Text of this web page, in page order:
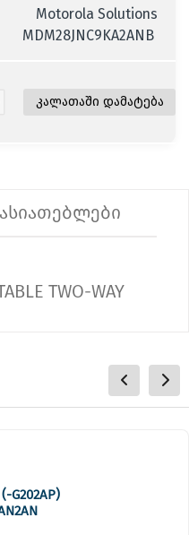
Motorola Solutions
MDM28JNC9KA2ANB
TWO-WAY
G202AP)